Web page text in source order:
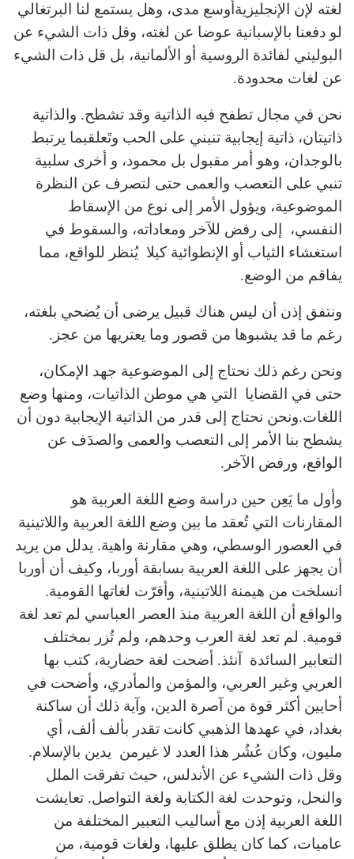
لغته لإن الإنجليزيةأوسع مدى، وهل يستمع لنا البرتغالي
لو دفعنا بالإسبانية عوضا عن لغته، وقل ذات الشيء عن
البوليني لفائدة الروسية أو الألمانية، بل قل ذات الشيء
عن لغات محدودة.
نحن في مجال تطفح فيه الذاتية وقد تشطح. والذاتية
ذاتيتان، ذاتية إيجابية تنبني على الحب وتَعلقبما يرتبط
بالوجدان، وهو أمر مقبول بل محمود، و أخرى سلبية
تنبي على التعصب والعمى حتى لتصرف عن النظرة
الموضوعية، ويؤول الأمر إلى نوع من الإسقاط
النفسي، إلى رفض للآخر ومعاداته، والسقوط في
استغشاء الثياب أو الإنطوائية كيلا يُنظر للواقع، مما
يفاقم من الوضع.
ونتفق إذن أن ليس هناك قبيل يرضى أن يُضحي بلغته،
رغم ما قد يشبوها من قصور وما يعتريها من عجز.
ونحن رغم ذلك نحتاج إلى الموضوعية جهد الإمكان،
حتى في القضايا التي هي موطن الذاتيات، ومنها وضع
اللغات.ونحن نحتاج إلى قدر من الذاتية الإيجابية دون أن
يشطح بنا الأمر إلى التعصب والعمى والصدَف عن
الواقع، ورفض الآخر.
وأول ما يَعِن حين دراسة وضع اللغة العربية هو
المقارنات التي تُعقد ما بين وضع اللغة العربية واللاتينية
في العصور الوسطي، وهي مقارنة واهية. يدلل من يريد
أن يجهز على اللغة العربية بسابقة أوربا، وكيف أن أوربا
انسلخت من هيمنة اللاتينية، وأقرّت لغاتها القومية.
والواقع أن اللغة العربية منذ العصر العباسي لم تعد لغة
قومية. لم تعد لغة العرب وحدهم، ولم تُزر بمختلف
التعابير السائدة آنئذ. أضحت لغة حضارية، كتب بها
العربي وغير العربي، والمؤمن والمأدري، وأضحت في
أحايين أكثر قوة من آصرة الدين، وآية ذلك أن ساكنة
بغداد، في عهدها الذهبي كانت تقدر بألف ألف، أي
مليون، وكان عُشُر هذا العدد لا غيرمن يدين بالإسلام.
وقل ذات الشيء عن الأندلس، حيث تفرقت الملل
والنحل، وتوحدت لغة الكتابة ولغة التواصل. تعايشت
اللغة العربية إذن مع أساليب التعبير المختلفة من
عاميات، كما كان يطلق عليها، ولغات قومية، من